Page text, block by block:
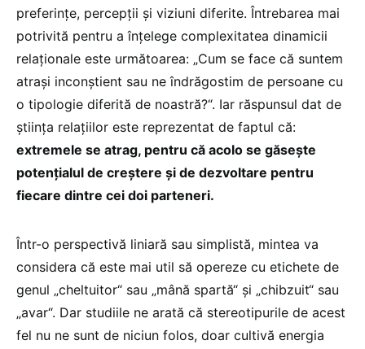
preferințe, percepții și viziuni diferite. Întrebarea mai
potrivită pentru a înțelege complexitatea dinamicii
relaționale este următoarea: „Cum se face că suntem
atrași inconștient sau ne îndrăgostim de persoane cu
o tipologie diferită de noastră?“. Iar răspunsul dat de
știința relațiilor este reprezentat de faptul că:
extremele se atrag, pentru că acolo se găsește
potențialul de creștere și de dezvoltare pentru
fiecare dintre cei doi parteneri.
Într-o perspectivă liniară sau simplistă, mintea va
considera că este mai util să opereze cu etichete de
genul „cheltuitor“ sau „mână spartă“ și „chibzuit“ sau
„avar“. Dar studiile ne arată că stereotipurile de acest
fel nu ne sunt de niciun folos, doar cultivă energia